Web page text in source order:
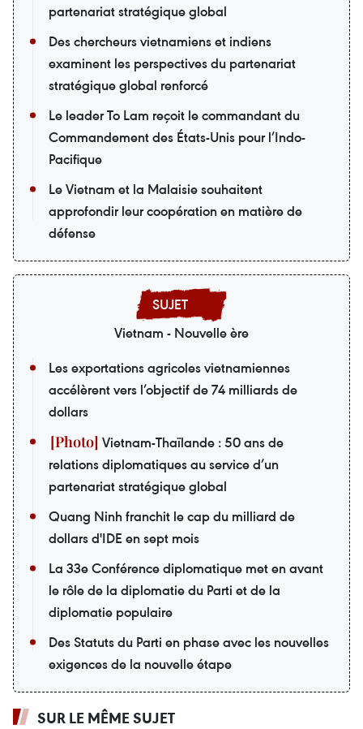
partenariat stratégique global
Des chercheurs vietnamiens et indiens
examinent les perspectives du partenariat
stratégique global renforcé
Le leader To Lam reçoit le commandant du
Commandement des États-Unis pour l’Indo-
Pacifique
Le Vietnam et la Malaisie souhaitent
approfondir leur coopération en matière de
défense
Vietnam - Nouvelle ère
Les exportations agricoles vietnamiennes
accélèrent vers l’objectif de 74 milliards de
dollars
Vietnam-Thaïlande : 50 ans de
relations diplomatiques au service d’un
partenariat stratégique global
Quang Ninh franchit le cap du milliard de
dollars d'IDE en sept mois
La 33e Conférence diplomatique met en avant
le rôle de la diplomatie du Parti et de la
diplomatie populaire
Des Statuts du Parti en phase avec les nouvelles
exigences de la nouvelle étape
SUR LE MÊME SUJET